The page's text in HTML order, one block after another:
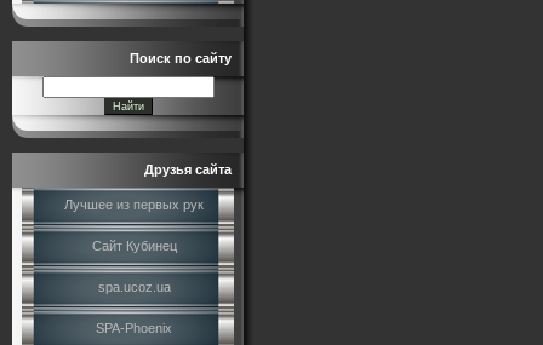
Поиск по сайту
Друзья сайта
Лучшее из первых рук
Сайт Кубинец
spa.ucoz.ua
SPA-Phoenix